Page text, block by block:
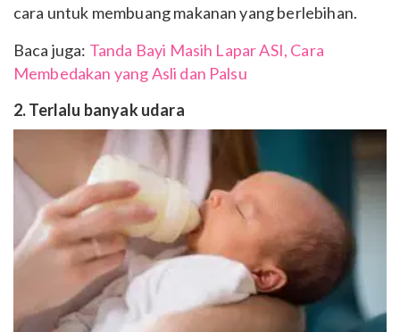
cara untuk membuang makanan yang berlebihan.
Baca juga: Tanda Bayi Masih Lapar ASI, Cara
Membedakan yang Asli dan Palsu
2. Terlalu banyak udara